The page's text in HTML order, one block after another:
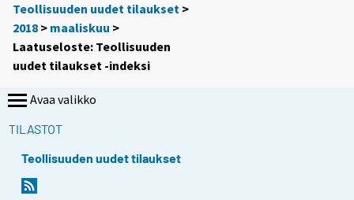
Teollisuuden uudet tilaukset >
2018 > maaliskuu >
Laatuseloste: Teollisuuden
uudet tilaukset -indeksi
Avaa valikko
TILASTOT
Teollisuuden uudet tilaukset